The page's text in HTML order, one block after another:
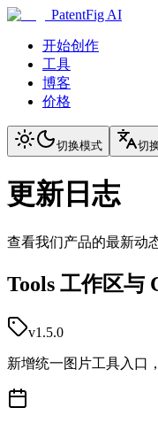
PatentFig AI
开始创作
工具
博客
价格
切换模式 切
更新日志
查看我们产品的最新动
Tools 工作区与
v1.5.0
新增统一图片工具入口